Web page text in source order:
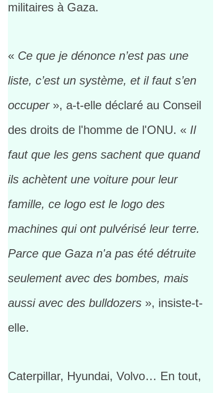
militaires à Gaza.
« Ce que je dénonce n’est pas une
liste, c’est un système, et il faut s’en
occuper », a-t-elle déclaré au Conseil
des droits de l'homme de l'ONU. « Il
faut que les gens sachent que quand
ils achètent une voiture pour leur
famille, ce logo est le logo des
machines qui ont pulvérisé leur terre.
Parce que Gaza n'a pas été détruite
seulement avec des bombes, mais
aussi avec des bulldozers », insiste-t-
elle.
Caterpillar, Hyundai, Volvo… En tout,